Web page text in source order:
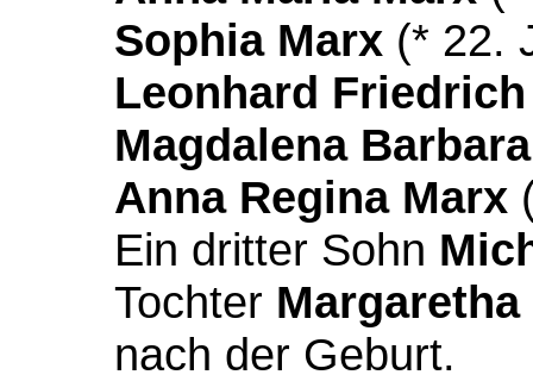
Sophia Marx (* 22.
Leonhard
Magdalena
Anna Regina Marx
Ein dritter Sohn
Tochter
nach der Geburt.